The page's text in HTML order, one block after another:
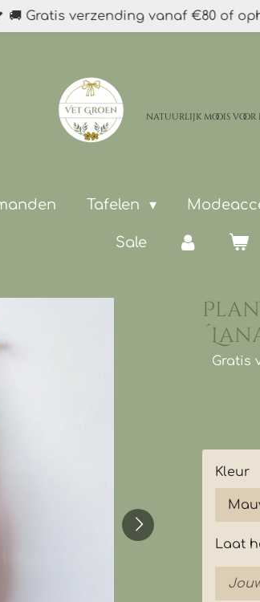
🚚 Gratis verzending vanaf €80 of
natuurlijk moois voor
Tafelen
Sale
Gratis
Kleur
Laat